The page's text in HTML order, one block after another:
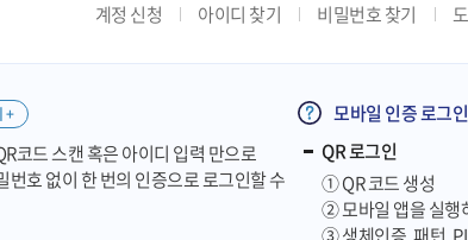
계정 신청 아이디 찾기 비밀번호 찾기
+
코드 스캔 혹은 아이디 입력 만으로
호 없이 한 번의 인증으로 로그인할 수
모바일 인증 로그
QR 로그인
① QR 코드 생성
② 모바일 앱을 실행